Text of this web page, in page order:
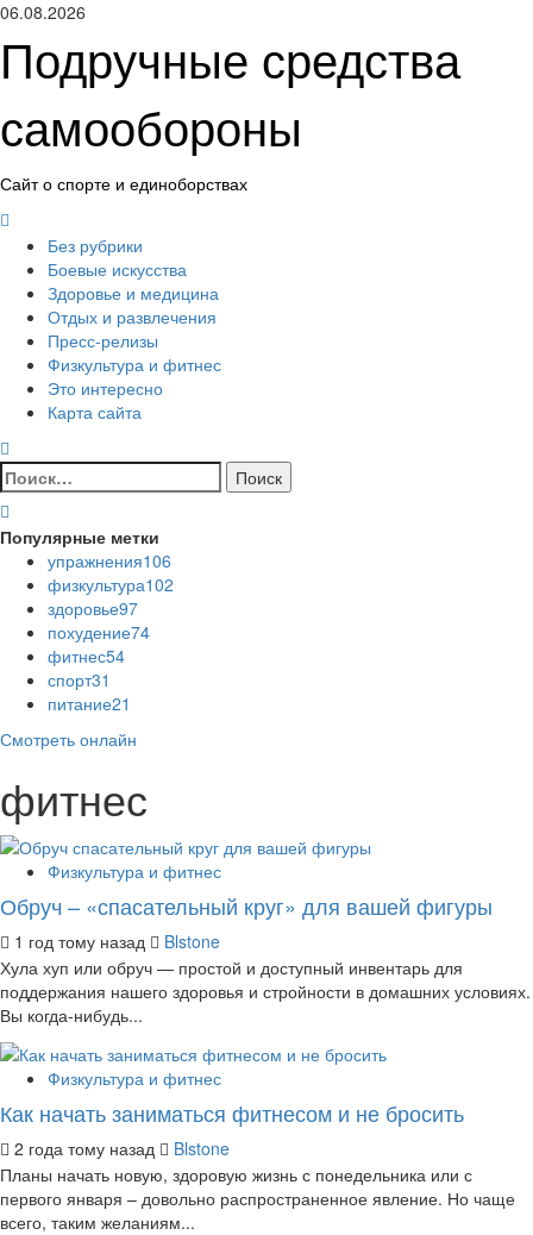
Перейти
содержимому
06.08.2026
Подручные средства
самообороны
Сайт о спорте и единоборствах
менюБез рубрики
Боевые искусства
Здоровье и медицина
Отдых и развлечения
Пресс-релизы
Физкультура и фитнес
Это интересно
Карта сайта
Найти:
Популярные метки
упражнения106
физкультура102
здоровье97
похудение74
фитнес54
спорт31
питание21
Смотреть онлайн
фитнес
Физкультура и фитнес
Обруч – «спасательный круг» для вашей фигуры
1 год тому назад
Blstone
Хула хуп или обруч — простой и доступный инвентарь для
поддержания нашего здоровья и стройности в домашних условиях.
Вы когда-нибудь...
Физкультура и фитнес
Как начать заниматься фитнесом и не бросить
2 года тому назад
Blstone
Планы начать новую, здоровую жизнь с понедельника или с
первого января – довольно распространенное явление. Но чаще
всего, таким желаниям...